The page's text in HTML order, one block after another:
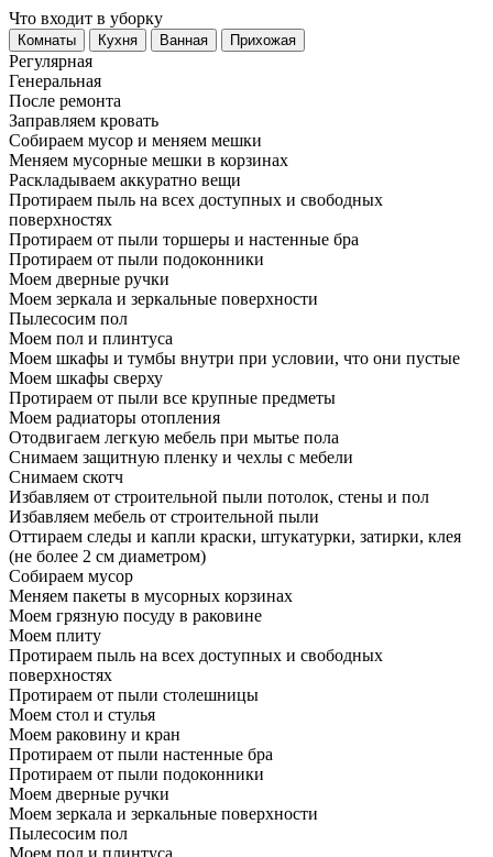
Что входит в уборку
Регу­лярная
Гене­ральная
После ремонта
Заправляем кровать
Собираем мусор и меняем мешки
Меняем мусорные мешки в корзинах
Раскладываем аккуратно вещи
Протираем пыль на всех доступных и свободных
поверхностях
Протираем от пыли торшеры и настенные бра
Протираем от пыли подоконники
Моем дверные ручки
Моем зеркала и зеркальные поверхности
Пылесосим пол
Моем пол и плинтуса
Моем шкафы и тумбы внутри при условии, что они пустые
Моем шкафы сверху
Протираем от пыли все крупные предметы
Моем радиаторы отопления
Отодвигаем легкую мебель при мытье пола
Снимаем защитную пленку и чехлы с мебели
Снимаем скотч
Избавляем от строительной пыли потолок, стены и пол
Избавляем мебель от строительной пыли
Оттираем следы и капли краски, штукатурки, затирки, клея
(не более 2 см диаметром)
Собираем мусор
Меняем пакеты в мусорных корзинах
Моем грязную посуду в раковине
Моем плиту
Протираем пыль на всех доступных и свободных
поверхностях
Протираем от пыли столешницы
Моем стол и стулья
Моем раковину и кран
Протираем от пыли настенные бра
Протираем от пыли подоконники
Моем дверные ручки
Моем зеркала и зеркальные поверхности
Пылесосим пол
Моем пол и плинтуса